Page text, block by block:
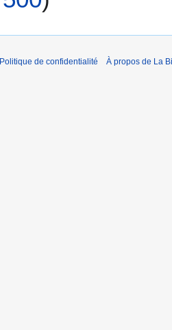
Politique de confidentialité À propos de La